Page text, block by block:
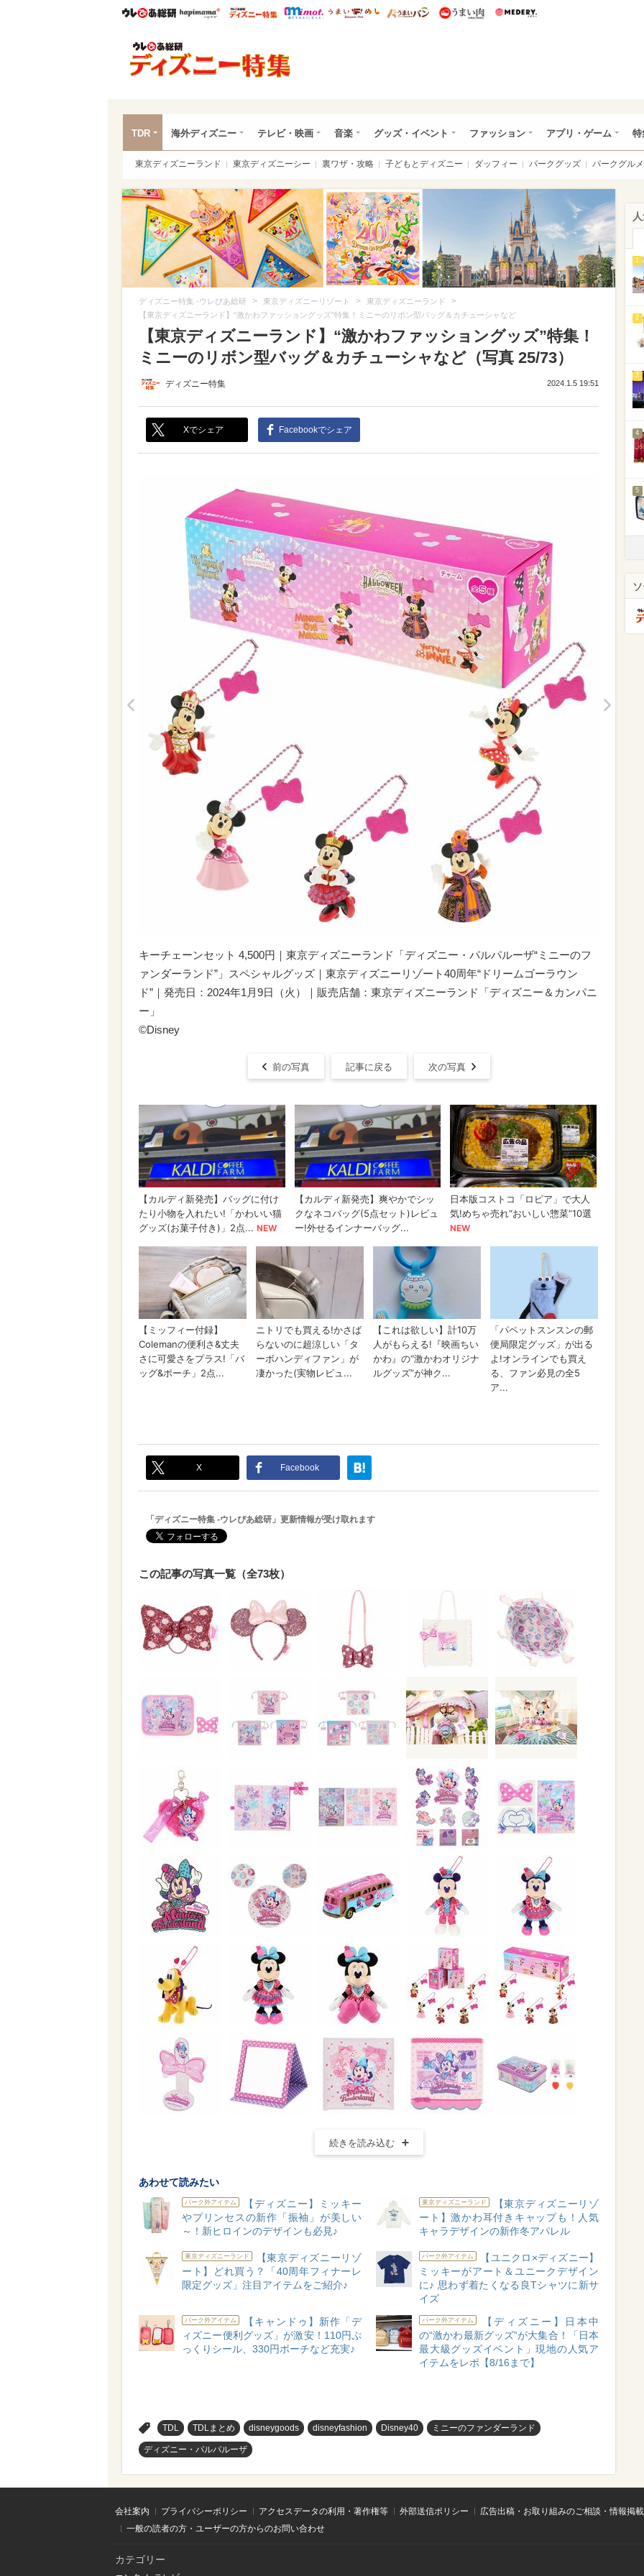
ウレぴあ総研ハピママ* ウレぴあ総研 ディズニー特集
mimot. うまいめし うまいパン うまい肉
TDR 海外ディズニー テレビ・映画 音楽 グッズ・イベント ファッション アプリ・ゲーム 特
東京ディズニーランド 東京ディズニーシー 裏ワザ・攻略 子どもとディズニー ダッフィー パークグッズ パークグルメ
ディズニー特集 -ウレぴあ総研 > 東京ディズニーリゾート > 東京ディズニーランド >
【東京ディズニーランド】“激かわファッショングッズ”特集！ミニーのリボン型バッグ＆カチューシャなど
【東京ディズニーランド】“激かわファッショングッズ”特集！
ミニーのリボン型バッグ＆カチューシャなど（写真 25/73）
ディズニー特集 2024.1.5 19:51
Xでシェア Facebookでシェア
キーチェーンセット 4,500円｜東京ディズニーランド「ディズニー・パルパルーザ“ミニーのフ
ァンダーランド”」スペシャルグッズ｜東京ディズニーリゾート40周年“ドリームゴーラウン
ド”｜発売日：2024年1月9日（火）｜販売店舗：東京ディズニーランド「ディズニー＆カンパニ
ー」
©Disney
前の写真 記事に戻る 次の写真
X Facebook
「ディズニー特集 -ウレぴあ総研」更新情報が受け取れます
この記事の写真一覧（全73枚）
続きを読み込む
あわせて読みたい
パーク外アイテム
【ディズニー】ミッキー
やプリンセスの新作「振袖」が美しい
～！新ヒロインのデザインも必見♪
東京ディズニーランド
【東京ディズニーリゾ
ート】激かわ耳付きキャップも！人気
キャラデザインの新作冬アパレル
東京ディズニーランド
【東京ディズニーリゾ
ート】どれ買う？「40周年フィナーレ
限定グッズ」注目アイテムをご紹介♪
パーク外アイテム
【ユニクロ×ディズニー】
ミッキーがアート＆ユニークデザイン
に♪ 思わず着たくなる良Tシャツに新サ
イズ
パーク外アイテム
【キャンドゥ】新作「デ
ィズニー便利グッズ」が激安！110円ぷ
っくりシール、330円ポーチなど充実♪
パーク外アイテム
【ディズニー】日本中
の“激かわ最新グッズ”が大集合！「日本
最大級グッズイベント」現地の人気ア
イテムをレポ【8/16まで】
TDL TDLまとめ disneygoods disneyfashion Disney40 ミニーのファンダーランド
ディズニー・パルパルーザ
1
2
3
4
5
会社案内 プライバシーポリシー アクセスデータの利用・著作権等 外部送信ポリシー
広告出稿・お取り組みのご相談・情報掲
一般の読者の方・ユーザーの方からのお問い合わせ
カテゴリー